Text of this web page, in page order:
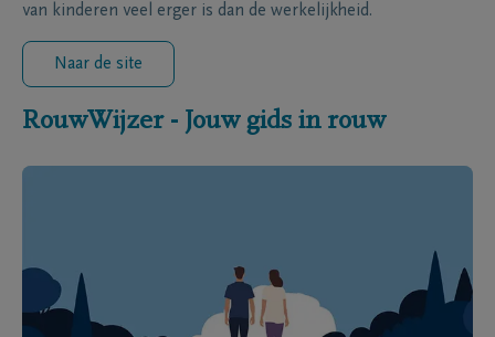
van kinderen veel erger is dan de werkelijkheid.
Naar de site
RouwWijzer - Jouw gids in rouw